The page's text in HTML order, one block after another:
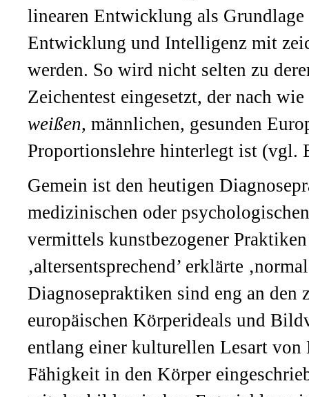
linearen Entwicklung als
Entwicklung und Intelligenz mit
werden. So wird nicht selten zu
Zeichentest eingesetzt, der nach
weißen, männlichen, gesunden
Proportionslehre hinterlegt ist (vgl.
Gemein ist den heutigen
medizinischen oder
vermittels kunstbezogener
‚altersentsprechend’ erklärte
Diagnosepraktiken sind eng an den
europäischen Körperideals und
entlang einer kulturellen Lesart
Fähigkeit in den Körper